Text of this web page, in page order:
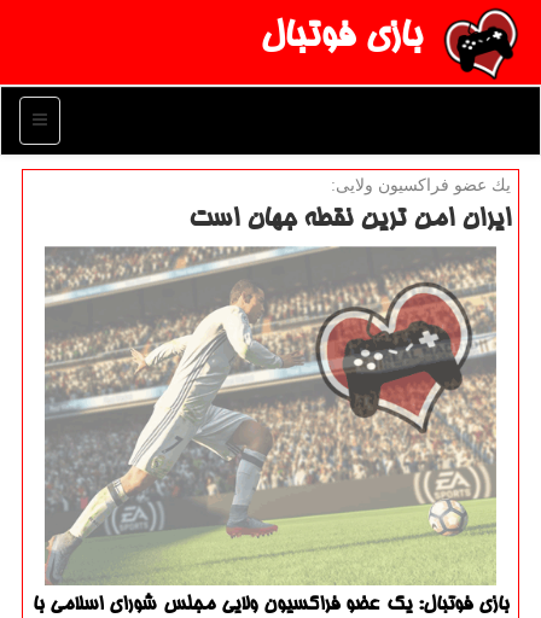
بازی فوتبال
منو
یك عضو فراكسیون ولایی:
ایران امن ترین نقطه جهان است
بازی فوتبال: یك عضو فراكسیون ولایی مجلس شورای اسلامی با